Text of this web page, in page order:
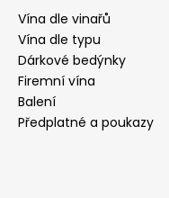
Vína dle vinařů
Vína dle typu
Dárkové bedýnky
Firemní vína
Balení
Předplatné a poukazy